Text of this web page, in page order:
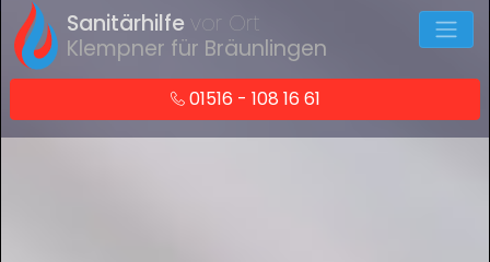
Sanitärhilfe vor Ort
Klempner für Bräunlingen
01516 - 108 16 61